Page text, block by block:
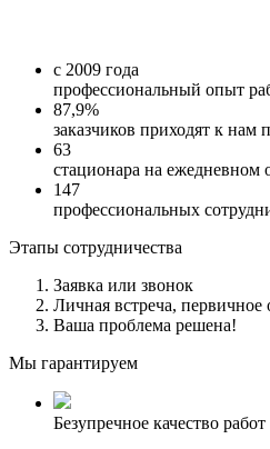
с 2009 года
профессиональный опыт
87,9%
заказчиков приходят к нам
63
стационара на ежедневном
147
профессиональных
Этапы сотрудничества
Заявка или звонок
Личная встреча,
Ваша проблема решена!
Мы гарантируем
Безупречное качество работ